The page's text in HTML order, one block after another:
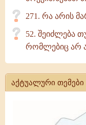
271. რა არის
52. შეიძლება
რომლებიც არ
აქტუალური თემები